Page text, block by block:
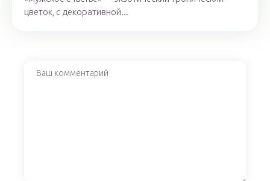
цветок, с декоративной...